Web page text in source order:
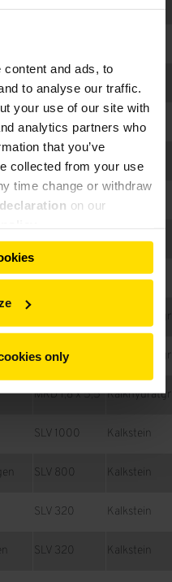
and ads, to
to analyse our traffic.
your use of our site with
analytics partners who
that you’ve
collected from your use
time change or withdraw
on our
only
MPS 140 B Branntkalk
MPS 112 B Branntkalk
MPS 200 A
MPS 160 A
MPS 125 A Feldspat
MPS 112 B Serpentin
(via
MRD 1,2 x 3,0
MRD 1,8 x 5,5
SLV 1000 Kalkstein
SLV 800 Kalkstein
SLV 320 Kalkstein
SLV 320 Kalkstein